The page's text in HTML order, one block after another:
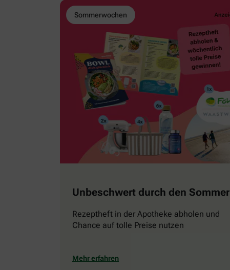
Sommerwochen
Unbeschwert durch den Sommer
Rezeptheft in der Apotheke abholen und
Chance auf tolle Preise nutzen
Mehr erfahren